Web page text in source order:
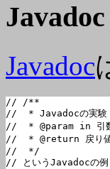
Javadoc
Javadoc
// /**
//  * Javadocの実験
//  * @param in 引
//  * @return 戻り
//  */
// というJavadocの例